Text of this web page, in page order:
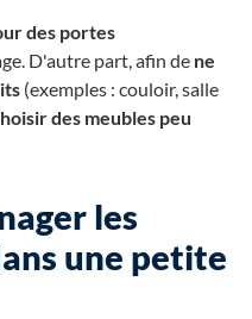
des portes
D'autre part, afin de ne
(exemples : couloir, salle
des meubles peu
les
une petite